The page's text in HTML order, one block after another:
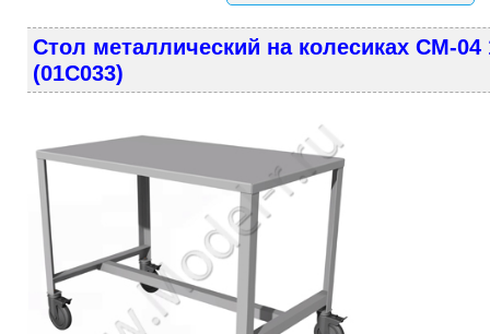
Стол металлический на колесиках СМ-04
(01С033)